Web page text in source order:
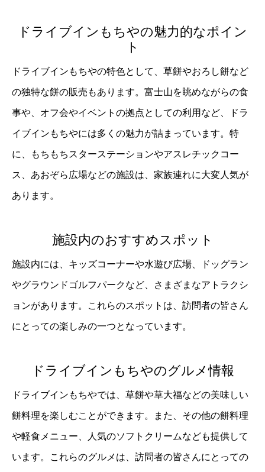
ドライブインもちやの魅力的なポイン
ト
ドライブインもちやの特色として、草餅やおろし餅など
の独特な餅の販売もあります。富士山を眺めながらの食
事や、オフ会やイベントの拠点としての利用など、ドラ
イブインもちやには多くの魅力が詰まっています。特
に、もちもちスターステーションやアスレチックコー
ス、あおぞら広場などの施設は、家族連れに大変人気が
あります。
施設内のおすすめスポット
施設内には、キッズコーナーや水遊び広場、ドッグラン
やグラウンドゴルフパークなど、さまざまなアトラクシ
ョンがあります。これらのスポットは、訪問者の皆さん
にとっての楽しみの一つとなっています。
ドライブインもちやのグルメ情報
ドライブインもちやでは、草餅や草大福などの美味しい
餅料理を楽しむことができます。また、その他の餅料理
や軽食メニュー、人気のソフトクリームなども提供して
います。これらのグルメは、訪問者の皆さんにとっての